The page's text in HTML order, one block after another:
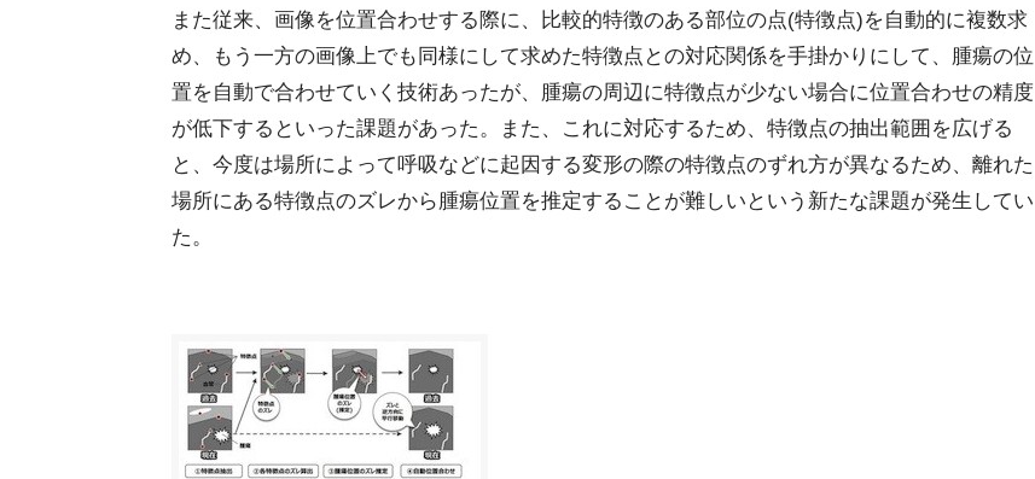
また従来、画像を位置合わせする際に、比較的特徴のある部位の点(特徴点)を自動的に複数求
め、もう一方の画像上でも同様にして求めた特徴点との対応関係を手掛かりにして、腫瘍の位
置を自動で合わせていく技術あったが、腫瘍の周辺に特徴点が少ない場合に位置合わせの精度
が低下するといった課題があった。また、これに対応するため、特徴点の抽出範囲を広げる
と、今度は場所によって呼吸などに起因する変形の際の特徴点のずれ方が異なるため、離れた
場所にある特徴点のズレから腫瘍位置を推定することが難しいという新たな課題が発生してい
た。